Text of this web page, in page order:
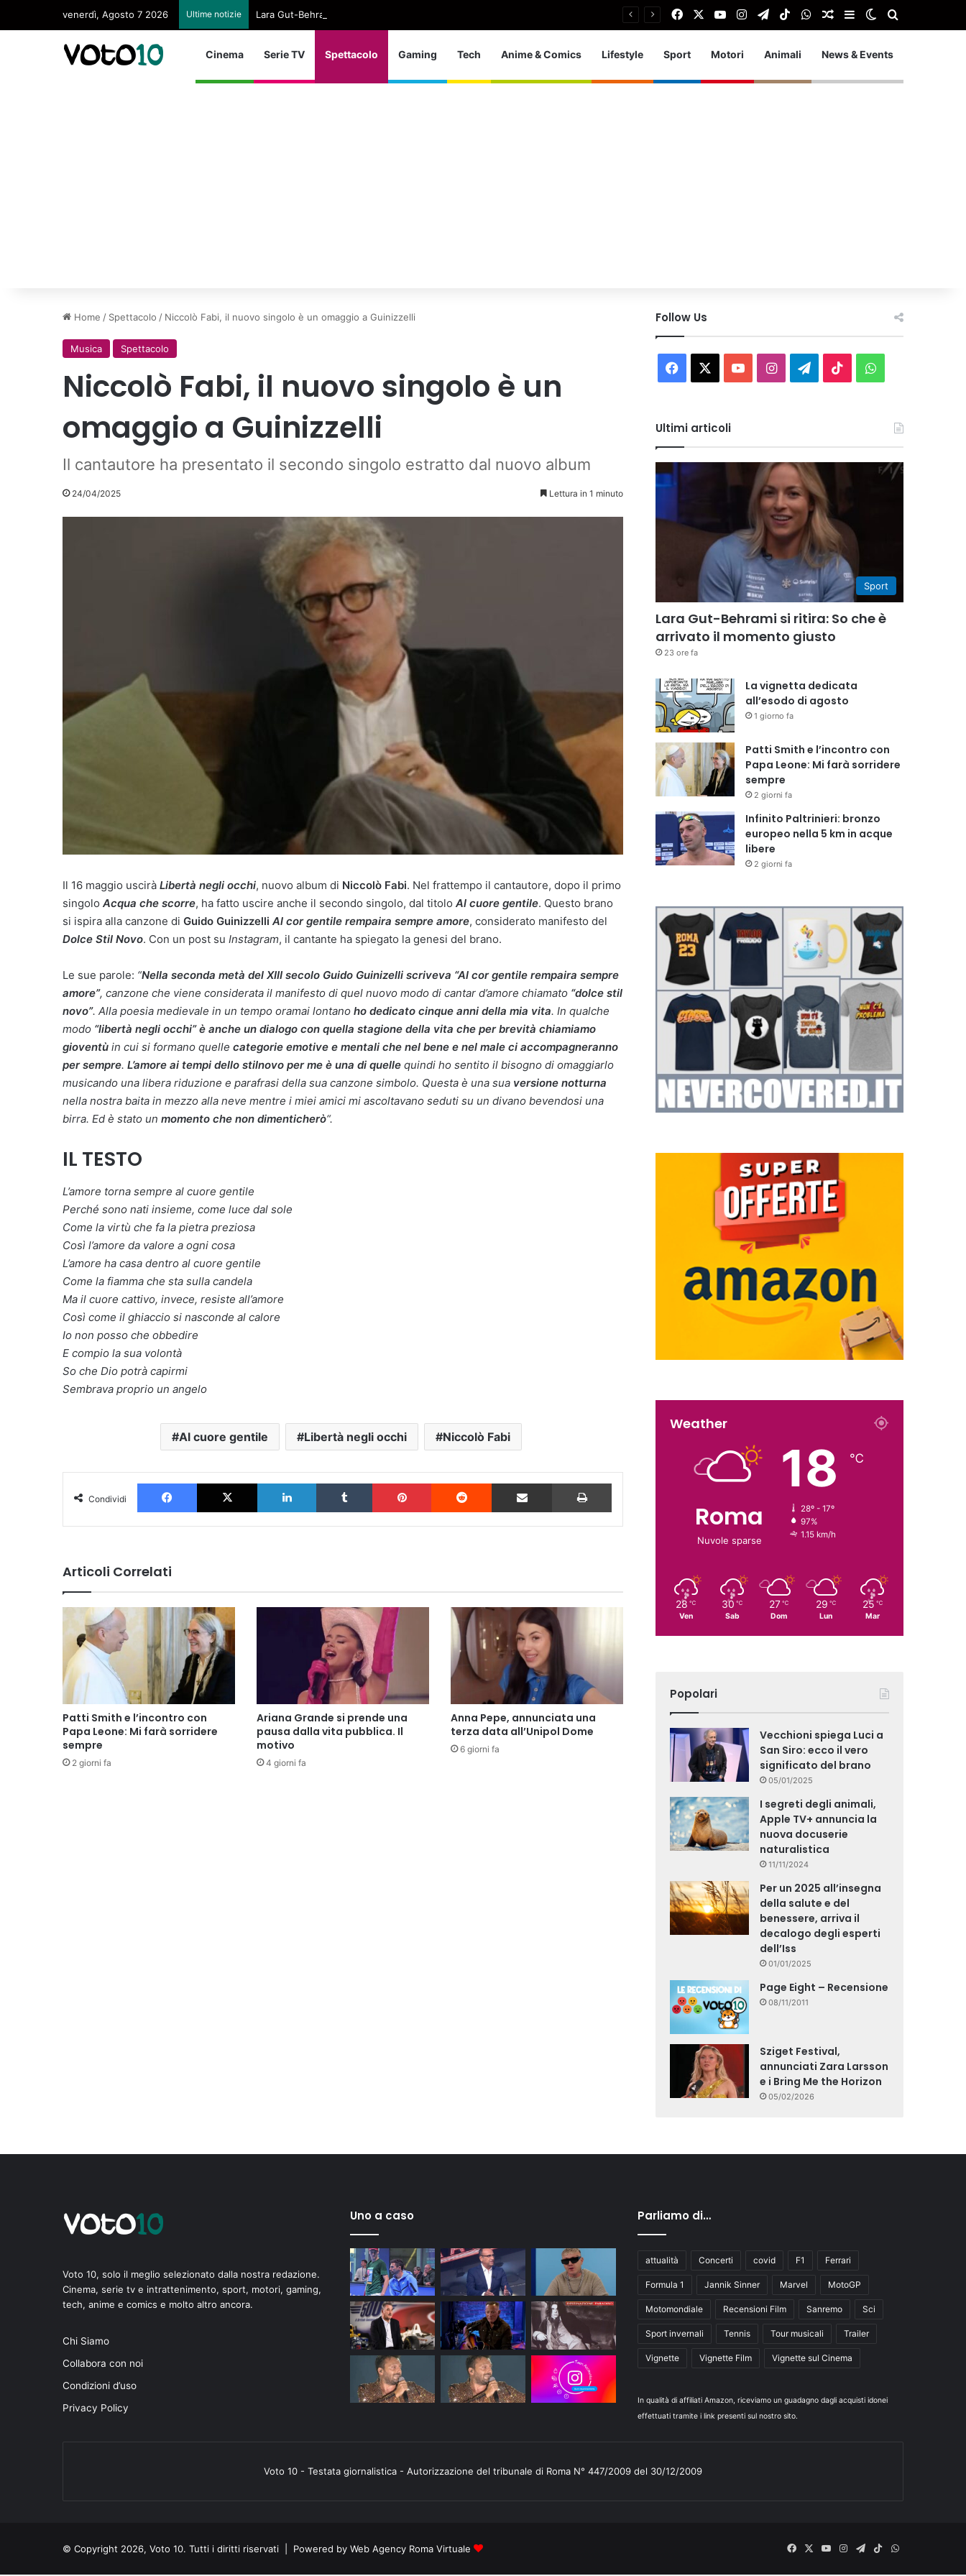
venerdì, Agosto 7 2026 Ultime notizie Lara Gut-Behrami si ritira: So che è arrivato il momento giusto FacebookYou TubeInstagram
TelegramTikTokWhatsApp
Articolo Random
Barra laterale
Cambia aspetto
Cinema Serie TV Spettacolo Gaming Tech Anime & Comics Lifestyle Sport Motori Animali News & Events
Home / Spettacolo / Niccolò Fabi, il nuovo singolo è un omaggio a Guinizzelli
Musica Spettacolo
Niccolò Fabi, il nuovo singolo è un
omaggio a Guinizzelli
Il cantautore ha presentato il secondo singolo estratto dal nuovo album
24/04/2025 Lettura in 1 minuto
Il 16 maggio uscirà Libertà negli occhi, nuovo album di Niccolò Fabi. Nel frattempo il cantautore, dopo il primo
singolo Acqua che scorre, ha fatto uscire anche il secondo singolo, dal titolo Al cuore gentile. Questo brano
si ispira alla canzone di Guido Guinizzelli Al cor gentile rempaira sempre amore, considerato manifesto del
Dolce Stil Novo. Con un post su Instagram, il cantante ha spiegato la genesi del brano.
Le sue parole: “Nella seconda metà del XIII secolo Guido Guinizelli scriveva “Al cor gentile rempaira sempre
amore”, canzone che viene considerata il manifesto di quel nuovo modo di cantar d’amore chiamato “dolce stil
novo”. Alla poesia medievale in un tempo oramai lontano ho dedicato cinque anni della mia vita. In qualche
modo “libertà negli occhi” è anche un dialogo con quella stagione della vita che per brevità chiamiamo
gioventù in cui si formano quelle categorie emotive e mentali che nel bene e nel male ci accompagneranno
per sempre. L’amore ai tempi dello stilnovo per me è una di quelle quindi ho sentito il bisogno di omaggiarlo
musicando una libera riduzione e parafrasi della sua canzone simbolo. Questa è una sua versione notturna
nella nostra baita in mezzo alla neve mentre i miei amici mi ascoltavano seduti su un divano bevendosi una
birra. Ed è stato un momento che non dimenticherò“.
IL TESTO
L’amore torna sempre al cuore gentile
Perché sono nati insieme, come luce dal sole
Come la virtù che fa la pietra preziosa
Così l’amore da valore a ogni cosa
L’amore ha casa dentro al cuore gentile
Come la fiamma che sta sulla candela
Ma il cuore cattivo, invece, resiste all’amore
Così come il ghiaccio si nasconde al calore
Io non posso che obbedire
E compio la sua volontà
So che Dio potrà capirmi
Sembrava proprio un angelo
Al cuore gentile Libertà negli occhi Niccolò Fabi
Condividi
Facebook X LinkedIn Tumblr Pinterest Reddit Condividi via Email Stampa
Articoli Correlati
Patti Smith e l’incontro con
Papa Leone: Mi farà sorridere
sempre
2 giorni fa
Ariana Grande si prende una
pausa dalla vita pubblica. Il
motivo
4 giorni fa
Anna Pepe, annunciata una
terza data all’Unipol Dome
6 giorni fa
Follow Us
Facebook You InstagramTelegram
TikTokWhatsApp
Ultimi articoli
Sport
Lara Gut-Behrami si ritira: So che è
arrivato il momento giusto
23 ore fa
La vignetta dedicata
all’esodo di agosto
1 giorno fa
Patti Smith e l’incontro con
Papa Leone: Mi farà sorridere
sempre
2 giorni fa
Infinito Paltrinieri: bronzo
europeo nella 5 km in acque
libere
2 giorni fa
Weather
Roma
Nuvole sparse
18 ℃
28º - 17º
97%
1.15 km/h
28 ℃
Ven
30 ℃
Sab
27 ℃
Dom
29 ℃
Lun
25 ℃
Mar
Popolari
Vecchioni spiega Luci a
San Siro: ecco il vero
significato del brano
05/01/2025
I segreti degli animali,
Apple TV+ annuncia la
nuova docuserie
naturalistica
11/11/2024
Per un 2025 all’insegna
della salute e del
benessere, arriva il
decalogo degli esperti
dell’Iss
01/01/2025
Page Eight – Recensione
08/11/2011
Sziget Festival,
annunciati Zara Larsson
e i Bring Me the Horizon
05/02/2026
Voto 10, solo il meglio selezionato dalla nostra redazione.
Cinema, serie tv e intrattenimento, sport, motori, gaming,
tech, anime e comics e molto altro ancora.
Chi Siamo
Collabora con noi
Condizioni d’uso
Privacy Policy
Uno a caso Parliamo di…
attualità Concerti covid F1 Ferrari
Formula 1 Jannik Sinner Marvel MotoGP
Motomondiale Recensioni Film Sanremo Sci
Sport invernali Tennis Tour musicali Trailer
Vignette Vignette Film Vignette sul Cinema
In qualità di affiliati Amazon, riceviamo un guadagno dagli acquisti idonei
effettuati tramite i link presenti sul nostro sito.
Voto 10 - Testata giornalistica - Autorizzazione del tribunale di Roma N° 447/2009 del 30/12/2009
© Copyright 2026, Voto 10. Tutti i diritti riservati | Powered by Web Agency Roma Virtuale Facebook
X
YouInstagram
Telegram
TikTokWhatsApp